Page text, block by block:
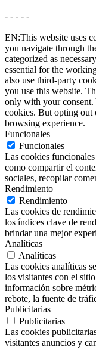
- - - - -
EN:This website uses
you navigate through
categorized as
essential for the
also use third-party
you use this website.
only with your consent.
cookies. But opting out
browsing experience.
Funcionales
Funcionales
Las cookies
como compartir el
sociales, recopilar
Rendimiento
Rendimiento
Las cookies de
los índices clave de
brindar una mejor
Analíticas
Analíticas
Las cookies analíticas
los visitantes con el
información sobre
rebote, la fuente de
Publicitarias
Publicitarias
Las cookies
visitantes anuncios y